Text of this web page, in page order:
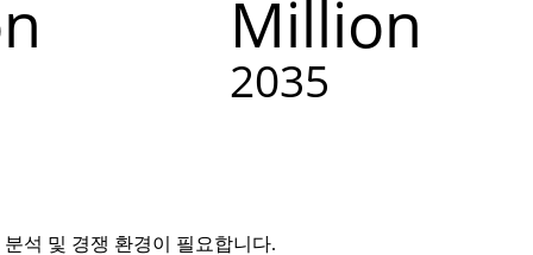
석 및 경쟁 환경이 필요합니다.